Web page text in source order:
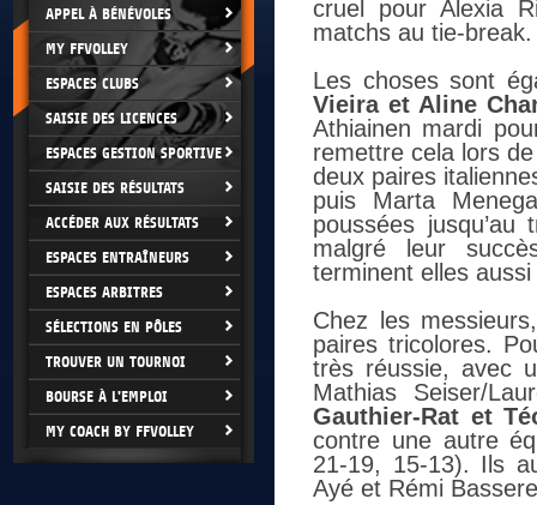
APPEL À BÉNÉVOLES
MY FFVOLLEY
ESPACES CLUBS
SAISIE DES LICENCES
ESPACES GESTION SPORTIVE
SAISIE DES RÉSULTATS
ACCÉDER AUX RÉSULTATS
ESPACES ENTRAÎNEURS
ESPACES ARBITRES
SÉLECTIONS EN PÔLES
TROUVER UN TOURNOI
BOURSE À L'EMPLOI
MY COACH BY FFVOLLEY
cruel pour Alexia
matchs au tie-break.
Les choses sont
Vieira et Aline
Athiainen mardi
remettre cela lors
deux paires
puis Marta
poussées
malgré leur
terminent elles
Chez les
paires tricolores.
très réussie, avec
Mathias Seiser/
Gauthier-Rat et
contre une autre
21-19, 15-13). Ils
Ayé et Rémi